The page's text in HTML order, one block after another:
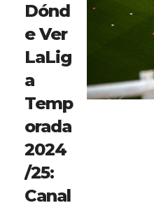
Dónd
e Ver
LaLig
a
Temp
orada
2024
/25:
Canal